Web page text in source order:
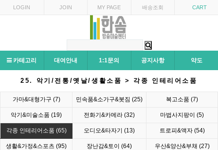
LOGIN JOIN MY PAGE 배송조회 CART
카테고리 대여안내 1:1문의 공지사항 약도
25. 악기/전통/옛날/생활소품 > 각종 인테리어소품
가마&대형가구 (7) 민속품&소가구&봇짐 (25) 복고소품 (7)
악기&미술소품 (19) 전화기&카메라 (32) 마법사지팡이 (5)
각종 인테리어소품 (65) 오디오&타자기 (13) 트로피&액자 (54)
생활&가정&스포츠 (95) 장난감&토이 (64) 우산&양산&부채 (27)